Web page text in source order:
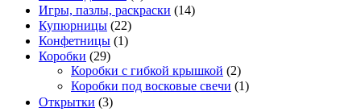
Игры, пазлы, раскраски (14)
Купюрницы (22)
Конфетницы (1)
Коробки (29)
Коробки с гибкой крышкой (2)
Коробки под восковые свечи (1)
Открытки (3)